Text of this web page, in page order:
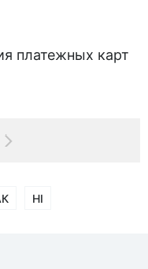
платежных карт
НІ